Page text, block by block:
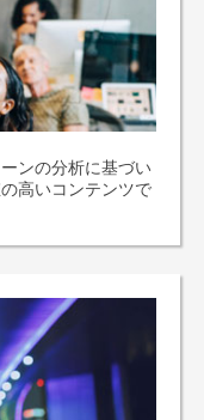
ンの分析に基づい
高いコンテンツで